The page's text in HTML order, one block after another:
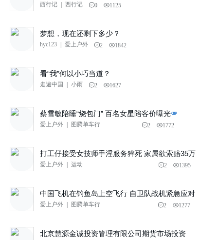
西行记 | 西行记 0 1125
梦想，现在还剩下多少？
hyc123 | 爱上户外 2 1842
看“我”何以小巧当道？
走遍中国 | 小雨 2 1627
蔡雪敏陪睡“烧包门” 百名女星陪客价曝光
爱上户外 | 图腾单车行 2 1772
打工仔接受女技师手淫服务猝死 家属欲索赔35万
爱上户外 | 运动 2 1395
中国飞机在钓鱼岛上空飞行 自卫队战机紧急应对
爱上户外 | 图腾单车行 2 1277
北京慧源金诚投资管理有限公司期货市场投资